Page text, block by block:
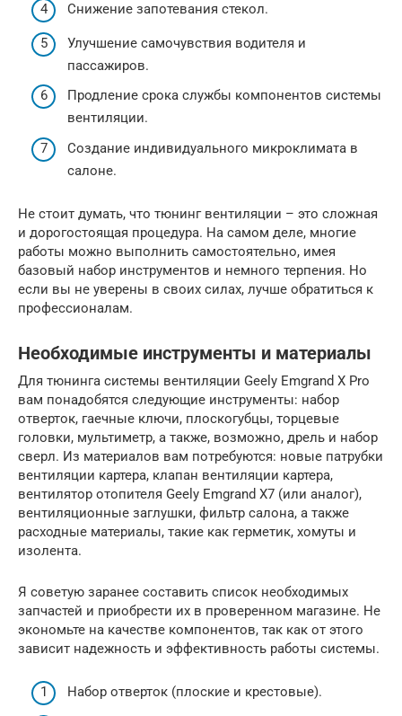
Снижение запотевания стекол.
Улучшение самочувствия водителя и
пассажиров.
Продление срока службы компонентов системы
вентиляции.
Создание индивидуального микроклимата в
салоне.
Не стоит думать, что тюнинг вентиляции – это сложная
и дорогостоящая процедура. На самом деле, многие
работы можно выполнить самостоятельно, имея
базовый набор инструментов и немного терпения. Но
если вы не уверены в своих силах, лучше обратиться к
профессионалам.
Необходимые инструменты и материалы
Для тюнинга системы вентиляции Geely Emgrand X Pro
вам понадобятся следующие инструменты: набор
отверток, гаечные ключи, плоскогубцы, торцевые
головки, мультиметр, а также, возможно, дрель и набор
сверл. Из материалов вам потребуются: новые патрубки
вентиляции картера, клапан вентиляции картера,
вентилятор отопителя Geely Emgrand X7 (или аналог),
вентиляционные заглушки, фильтр салона, а также
расходные материалы, такие как герметик, хомуты и
изолента.
Я советую заранее составить список необходимых
запчастей и приобрести их в проверенном магазине. Не
экономьте на качестве компонентов, так как от этого
зависит надежность и эффективность работы системы.
Набор отверток (плоские и крестовые).